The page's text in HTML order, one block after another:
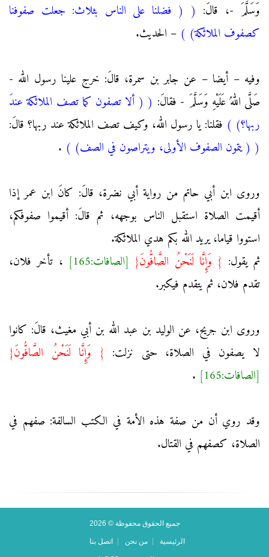
وَسَلَّمَ -، قالَ: ( ( فضلنا على الناس بثلاث: جعلت صفوفنا
كصفوف الملائكة) ) – الحديث.
وفيه – أيضا – عن جابر بن سمرة، قالَ: خرج علينا رسول الله -
صَلَّى اللهُ عَلَيْهِ وَسَلَّمَ - فقالَ: ( ( ألا تصفون كما تصف الملائكة عندَ
ربها؟) ) فقلنا: يا رسول الله، وكيف تصف الملائكة عند ربها؟ قالَ:
( ( يتمون الصفوف الأولى، ويتراصون في الصف) )
.
وروى ابن أبي حاتم من رواية أبي نضرة، قالَ: كانَ ابن عمر إذا
أقيمت الصلاة استقبل الناس بوجهه، ثم قالَ: أقيموا صفوفكم،
استووا قياما، يريد الله بكم هدي الملائكة.
ثم يقول: { وَإِنَّا لَنَحْنُ الصَّافُّونَ} [الصافات:165]
، تأخر فلان،
تقدم فلان، ثم يتقدم فيكبر.
وروى ابن جريح، عن الوليد بن عبد الله بن أبي مغيث، قالَ: كانوا
لا يصفون في الصلاة، حتى نزلت: { وَإِنَّا لَنَحْنُ الصَّافُّونَ}
[الصافات:165]
.
وقد روي أن من صفة هذه الأمة في الكتب السالفة: صفهم في
الصلاة، كصفهم في القتال.
جميع الحقوق محفوظة © 2026
الرئيسية من نحن اتصل بنا